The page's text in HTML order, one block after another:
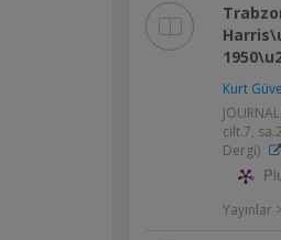
Kurt
cilt.7,
Dergi)
Yayınlar